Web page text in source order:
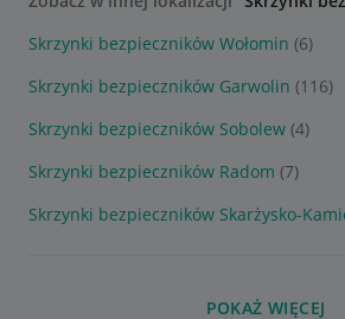
Skrzynki bezpieczników Wołomin (6)
Skrzynki bezpieczników Garwolin (116)
Skrzynki bezpieczników Sobolew (4)
Skrzynki bezpieczników Radom (7)
Skrzynki bezpieczników Skarżysko-
POKAŻ WIĘCEJ